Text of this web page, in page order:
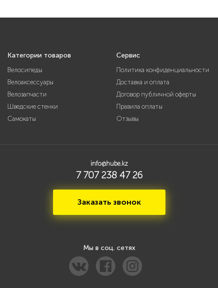
Категории товаров
Велосипеды
Велоаксессуары
Велозапчасти
Шведские стенки
Самокаты
Сервис
Политика конфиденциальности
Доставка и оплата
Договор публичной оферты
Правила оплаты
Отзывы
info@hube.kz
7 707 238 47 26
Заказать звонок
Мы в соц. сетях